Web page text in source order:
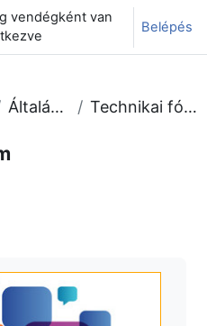
váltása
vendégként van
Belépés
Általános Technikai fórum